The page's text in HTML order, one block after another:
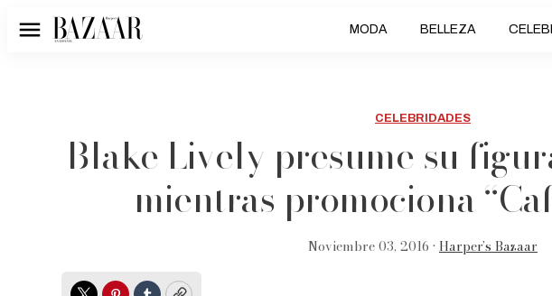
Menú MODA BELLEZA
CELEBRIDADES
Blake Lively presume su
mientras promociona
Noviembre 03, 2016 • Harper’s Bazaar